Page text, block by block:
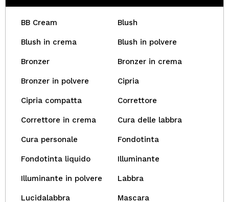
BB Cream Blush
Blush in crema Blush in polvere
Bronzer Bronzer in crema
Bronzer in polvere Cipria
Cipria compatta Correttore
Correttore in crema Cura delle labbra
Cura personale Fondotinta
Fondotinta liquido Illuminante
Illuminante in polvere Labbra
Lucidalabbra Mascara